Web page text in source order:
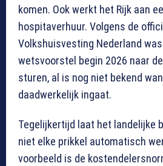
komen. Ook werkt het Rijk aan
hospitaverhuur. Volgens de
Volkshuisvesting Nederland
wetsvoorstel begin 2026 naar
sturen, al is nog niet bekend
daadwerkelijk ingaat.
Tegelijkertijd laat het landelijke
niet elke prikkel automatisch
voorbeeld is de